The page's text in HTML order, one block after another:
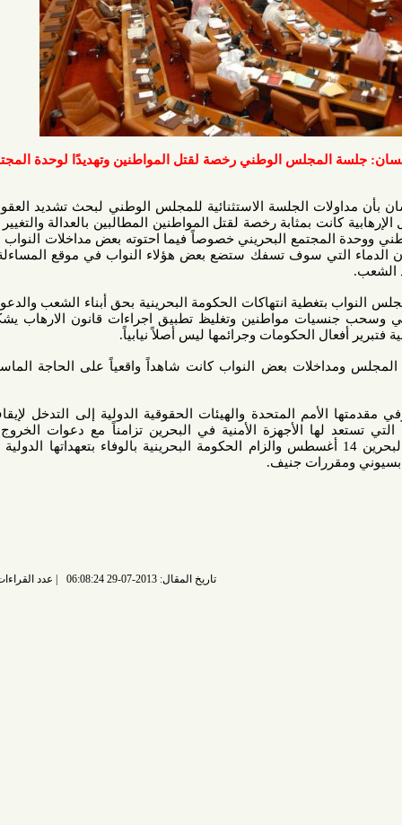
الوطني رخصة لقتل المواطنين وتهديدًا لوحدة المجتمع
الجلسة الاستثنائية للمجلس الوطني لبحث تشديد العقوبات بشأن
بمثابة رخصة لقتل المواطنين المطالبين بالعدالة والتغيير السياسي
البحريني خصوصاً فيما احتوته بعض مداخلات النواب من شتائم
سوف تسفك ستضع بعض هؤلاء النواب في موقع المساءلة القانونية
انتهاكات الحكومة البحرينية بحق أبناء الشعب والدعوة إلى منع
مواطنين وتغليظ تطبيق اجراءات قانون الارهاب يشكل سابقة
الحكومات وجرائمها ليس أصلاً نيابياً.
بعض النواب كانت شاهداً واقعياً على الحاجة الماسة للإصلاح
المتحدة والهيئات الحقوقية الدولية إلى التدخل لإيقاف حملات
لها الأجهزة الأمنية في البحرين تزامناً مع دعوات الخروج للمطالبة
في يوم إستقلال البحرين 14 أغسطس والزام الحكومة البحرينية بالوفاء بتعهداتها الدولية في مجال
جنيف.
عدد القراءات: 6400 قراءة |